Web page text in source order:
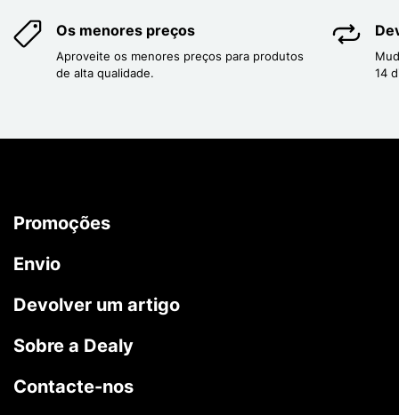
Os menores preços
Aproveite os menores preços para produtos
de alta qualidade.
14
Promoções
Envio
Devolver um artigo
Sobre a Dealy
Contacte-nos